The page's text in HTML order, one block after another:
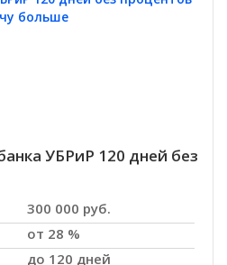
УБРиР 120 дней без
300 000 руб.
от 28 %
до 120 дней